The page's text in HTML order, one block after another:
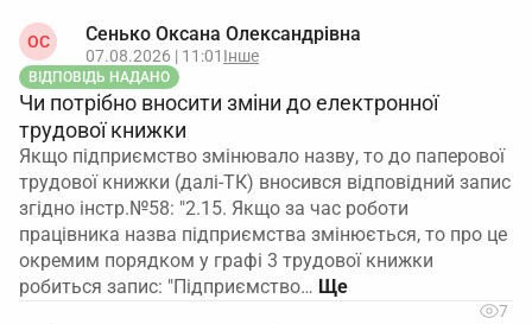
ОС Сенько Оксана Олександрівна
07.08.2026 | 11:01 Інше
ВІДПОВІДЬ НАДАНО
Чи потрібно вносити зміни до електронної
трудової книжки
Якщо підприємство змінювало назву, то до паперової
трудової книжки (далі-ТК) вносився відповідний запис
згідно інстр.№58: "2.15. Якщо за час роботи
працівника назва підприємства змінюється, то про це
окремим порядком у графі 3 трудової книжки
робиться запис: "Підприємство…
7